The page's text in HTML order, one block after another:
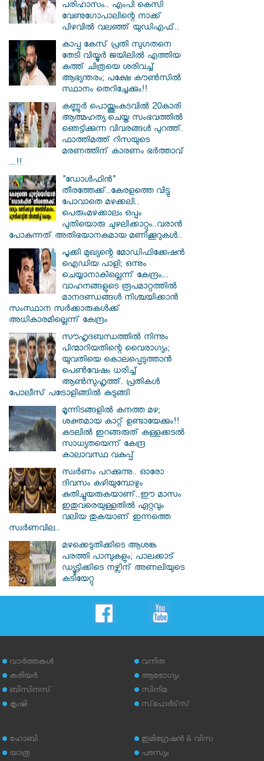
പരിഹാസം.. എംപി കെസി
വേണു​ഗോപാലിന്റെ നാക്ക്
പിഴവിൽ വലഞ്ഞ് യുഡിഎഫ്..
കാപ്പ കേസ് പ്രതി സു​ഗതനെ
തേടി വിയ്യൂർ ജയിലിൽ എത്തിയ
കത്ത് ചിത്രയെ ശരിവച്ച്
ആഭ്യന്തരം; പക്ഷേ കൗൺസിൽ
സ്ഥാനം തെറിച്ചേക്കും!!
കണ്ണൂർ പൊയ്ത്തുംകടവിൽ 20കാരി
ആത്മഹത്യ ചെയ്ത സംഭവത്തിൽ
ഞെട്ടിക്കുന്ന വിവരങ്ങൾ പുറത്ത്.
ഫാത്തിമത്ത് റിസയുടെ
മരണത്തിന് കാരണം ഭർത്താവ്
...!!
"ഡോൾഫിൻ"
തീരത്തേക്ക്..കേരളത്തെ വിട്ടു
പോവാതെ മഴക്കലി..
പെരുംമഴക്കാലം ഒപ്പം
പുതിയൊരു ചുഴലിക്കാറ്റും..വരാൻ
പോകുന്നത് അതിഭയാനകമായ മണിക്കൂറുകൾ..
പൂക്കി മുഖ്യന്റെ മോഡിഫിക്കേഷൻ
ഐഡിയ പാളി; ഒന്നും
ചെയ്യാനാകില്ലെന്ന് കേന്ദ്രം...
വാഹനങ്ങളുടെ രൂപമാറ്റത്തില്‍
മാനദണ്ഡങ്ങള്‍ നിശ്ചയിക്കാന്‍
സംസ്ഥാന സര്‍ക്കാരുകള്‍ക്ക്
അധികാരമില്ലെന്ന് കേന്ദ്രം
സൗഹൃദബന്ധത്തില്‍ നിന്നും
പിന്മാറിയതിന്റെ വൈരാഗ്യം;
യുവതിയെ കൊലപ്പെടുത്താന്‍
പെണ്‍വേഷം ധരിച്ച്
ആൺസുഹൃത്ത്. പ്രതികൾ
പോലീസ് പട്രോളിങ്ങിൽ കുടുങ്ങി
മൂന്നിടങ്ങളിൽ കനത്ത മഴ;
ശക്തമായ കാറ്റ് ഉണ്ടായേക്കും!!
കടലിൽ ഇറങ്ങരുത് കള്ളക്കടൽ
സാധ്യതയെന്ന് കേന്ദ്ര
കാലാവസ്ഥ വകുപ്പ്
സ്വര്‍ണം പറക്കുന്നു.. ഓരോ
ദിവസം കഴിയുമ്പോഴും
കുതിച്ചുയരുകയാണ്..ഈ മാസം
ഇതുവരെയുള്ളതിൽ ഏറ്റവും
വലിയ തുകയാണ് ഇന്നത്തെ
സ്വർണവില..
മഴക്കെടുതിക്കിടെ ആശങ്ക
പരത്തി പാമ്പുകളും; പാലക്കാട്
ഡ്യൂട്ടിക്കിടെ നഴ്സിന് അണലിയുടെ
കടിയേറ്റു
വാര്‍ത്തകള്‍
കരിയര്‍
ബിസിനസ്
കൃഷി
വനിത
ആരോഗ്യം
സിനിമ
സ്‌പോര്‍ട്‌സ്
ഹോബി
യാത്ര
ഇമിഗ്രേഷന്‍ & വിസ
പരസ്യം